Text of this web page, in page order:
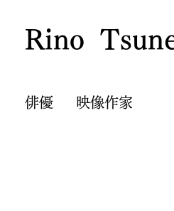
Rino
​俳優 映像作家